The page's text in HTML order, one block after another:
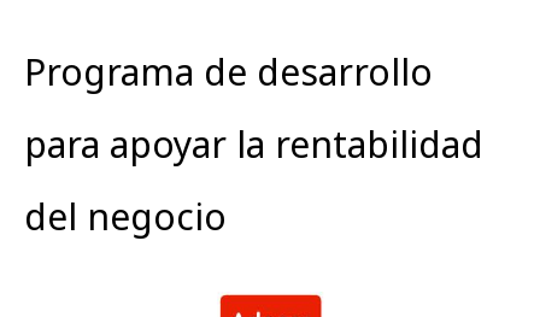
Programa de desarrollo
para apoyar la rentabilidad
del negocio